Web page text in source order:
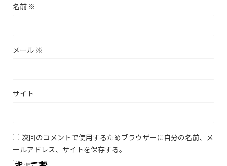
名前 ※
メール ※
サイト
次回のコメントで使用するためブラウザーに自分の名前、メ
ールアドレス、サイトを保存する。